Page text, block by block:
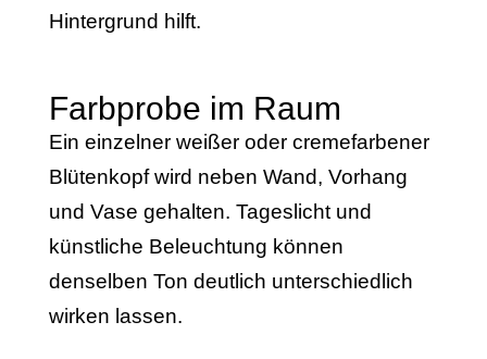
Hintergrund hilft.
Farbprobe im Raum
Ein einzelner weißer oder cremefarbener
Blütenkopf wird neben Wand, Vorhang
und Vase gehalten. Tageslicht und
künstliche Beleuchtung können
denselben Ton deutlich unterschiedlich
wirken lassen.